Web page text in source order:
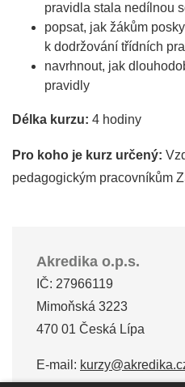
pravidla stala nedílnou
popsat, jak žákům
k dodržování třídních
navrhnout, jak
pravidly
Délka kurzu: 4 hodiny
Pro koho je kurz určený:
pedagogickým pracovníkům
Akredika o.p.s.
IČ: 27966119
Mimoňská 3223
470 01 Česká Lípa
E-mail: